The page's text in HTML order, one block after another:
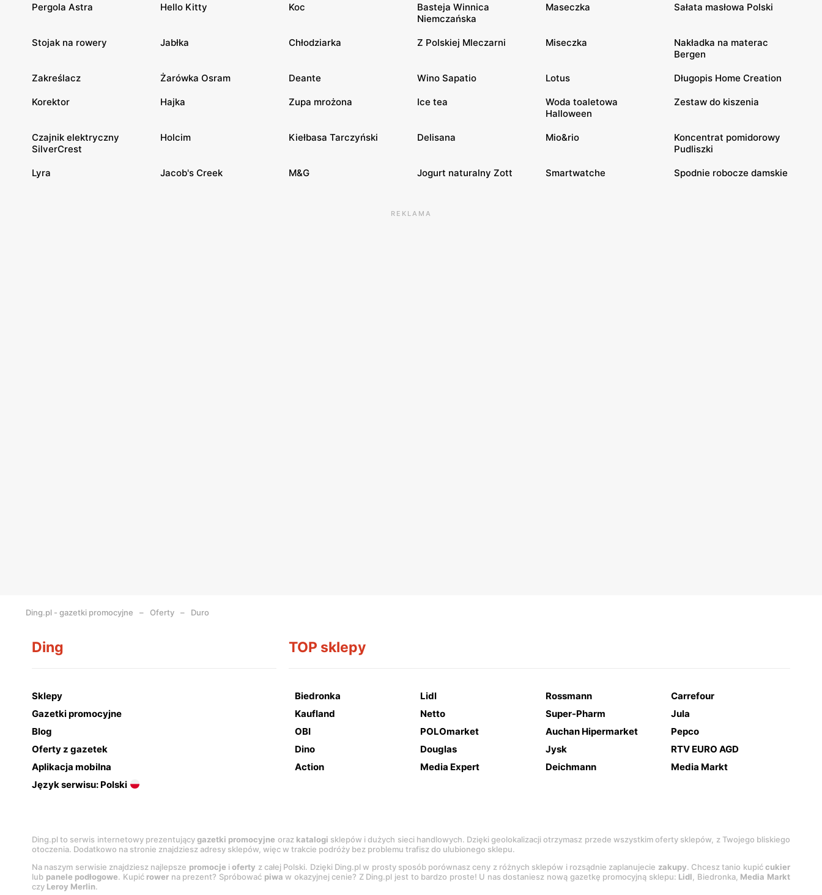
Pergola Astra Hello Kitty Koc
Basteja Winnica
Niemczańska
Maseczka Sałata masłowa Polski
Stojak na rowery Jabłka Chłodziarka Z Polskiej Mleczarni Miseczka
Nakładka na materac
Bergen
Zakreślacz Żarówka Osram Deante Wino Sapatio Lotus Długopis Home Creation
Korektor Hajka Zupa mrożona Ice tea
Woda toaletowa
Halloween
Zestaw do kiszenia
Czajnik elektryczny
SilverCrest
Holcim Kiełbasa Tarczyński Delisana Mio&rio
Koncentrat pomidorowy
Pudliszki
Lyra Jacob's Creek M&G Jogurt naturalny Zott Smartwatche Spodnie robocze damskie
REKLAMA
Ding.pl - gazetki promocyjne Oferty Duro
Ding
Sklepy
Gazetki promocyjne
Blog
Oferty z gazetek
Aplikacja mobilna
Język serwisu: Polski
TOP sklepy
Biedronka Lidl Rossmann
Carrefour
Kaufland
Netto Super-Pharm
Jula
OBI
POLOmarket Auchan Hipermarket
Pepco
Dino
Douglas Jysk
RTV EURO AGD
Action
Media Expert Deichmann Media Markt
Ding.pl to serwis internetowy prezentującygazetki promocyjne oraz katalogi sklepów i dużych sieci handlowych. Dzięki geolokalizacji otrzymasz przede wszystkim oferty sklepów, z Twojego bliskiego
otoczenia. Dodatkowo na stronie znajdziesz adresy sklepów, więc w trakcie podróży bez problemu trafisz do ulubionego sklepu.
Na naszym serwisie znajdziesz najlepsze promocje ioferty z całej Polski. Dzięki Ding.pl w prosty sposób porównasz ceny z różnych sklepów i rozsądnie zaplanujecie zakupy. Chcesz tanio kupićcukier
lub panele podłogowe. Kupić rower na prezent? Spróbować piwa w okazyjnej cenie? Z Ding.pl jest to bardzo proste! U nas dostaniesz nową gazetkę promocyjną sklepu: Lidl, Biedronka, Media Markt
czy Leroy Merlin.